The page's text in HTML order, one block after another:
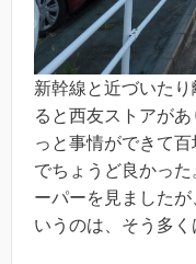
新幹線と近づいた
ると西友ストアが
っと事情ができて
でちょうど良かっ
ーパーを見ました
いうのは、そう多